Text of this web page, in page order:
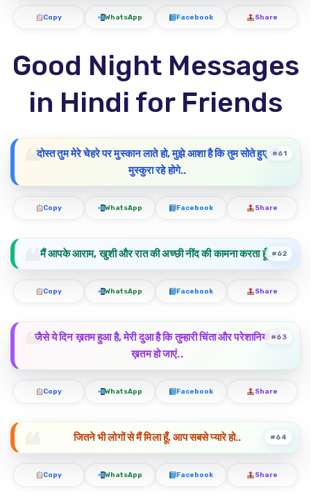
Copy WhatsApp Facebook Share
Good Night Messages
in Hindi for Friends
दोस्त तुम मेरे चेहरे पर मुस्कान लाते हो, मुझे आशा है कि तुम सोते हुए भी
मुस्कुरा रहे होगे..
#61
Copy WhatsApp Facebook Share
मैं आपके आराम, खुशी और रात की अच्छी नींद की कामना करता हूँ…#62
Copy WhatsApp Facebook Share
जैसे ये दिन ख़तम हुआ है, मेरी दुआ है कि तुम्हारी चिंता और परेशानियां भी
ख़तम हो जाएं..
#63
Copy WhatsApp Facebook Share
जितने भी लोगों से मैं मिला हूँ, आप सबसे प्यारे हो.. #64
Copy WhatsApp Facebook Share